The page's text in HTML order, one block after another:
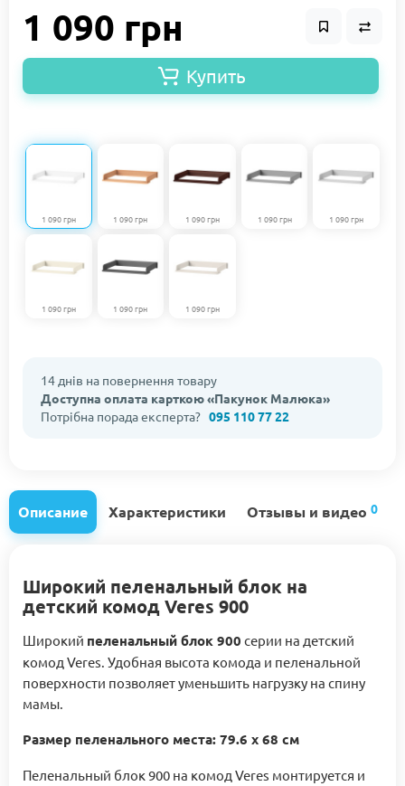
1 090 грн
Купить
1 090 грн 1 090 грн 1 090 грн 1 090 грн 1 090 грн
1 090 грн 1 090 грн 1 090 грн
14 днів на повернення товару
Доступна оплата карткою «Пакунок Малюка»
Потрібна порада експерта? 095 110 77 22
Описание Характеристики Отзывы и видео 0
Широкий пеленальный блок на
детский комод Veres 900
Широкий пеленальный блок 900 серии на детский
комод Veres. Удобная высота комода и пеленальной
поверхности позволяет уменьшить нагрузку на спину
мамы.
Размер пеленального места: 79.6 х 68 см
Пеленальный блок 900 на комод Veres монтируется и